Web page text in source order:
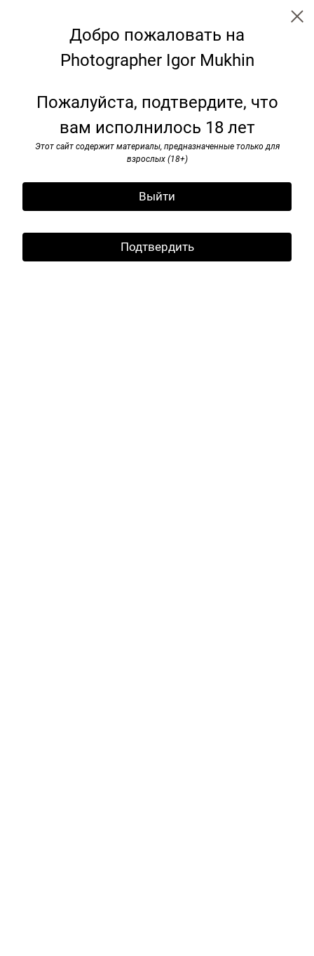
Добро пожаловать на
Photographer Igor Mukhin
Пожалуйста, подтвердите, что
вам исполнилось 18 лет
Этот сайт содержит материалы, предназначенные только для
взрослых (18+)
Выйти
Подтвердить
Leningrad. USSR.1986/1988